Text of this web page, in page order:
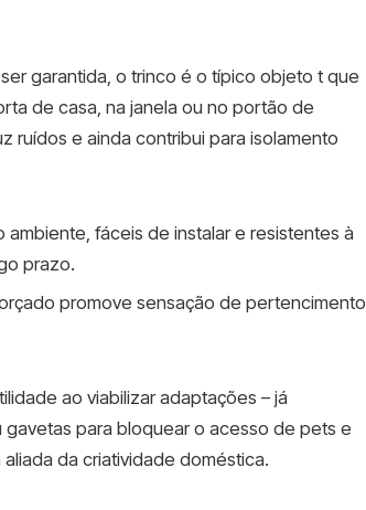
garantida, o trinco é o típico objeto t que
de casa, na janela ou no portão de
ruídos e ainda contribui para isolamento
ambiente, fáceis de instalar e resistentes à
prazo.
promove sensação de pertencimento
ao viabilizar adaptações – já
gavetas para bloquear o acesso de pets e
da criatividade doméstica.